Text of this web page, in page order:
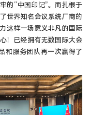
的“中国印记”。而扎根于
世界知名会议系统厂商的
这样一场意义非凡的国际
！已经拥有无数国际大会
和服务团队再一次赢得了